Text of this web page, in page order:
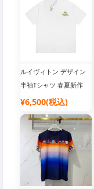
ルイヴィトン デザイン
半袖Tシャツ 春夏新作
¥6,500(税込)